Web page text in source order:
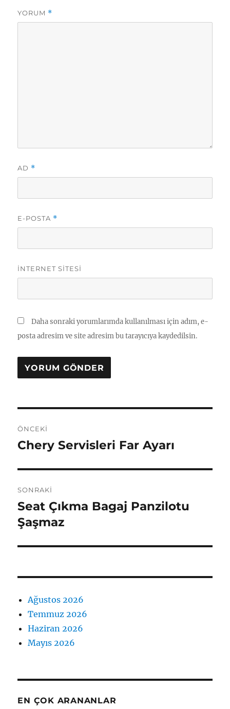
YORUM *
AD *
E-POSTA *
İNTERNET SITESI
Daha sonraki yorumlarımda kullanılması için adım, e-
posta adresim ve site adresim bu tarayıcıya kaydedilsin.
gezinmesi
ÖNCEKI
Önceki
Chery Servisleri Far Ayarı
SONRAKI
Sonraki
yazı:
Seat Çıkma Bagaj Panzilotu
Şaşmaz
Ağustos 2026
Temmuz 2026
Haziran 2026
Mayıs 2026
EN ÇOK ARANANLAR